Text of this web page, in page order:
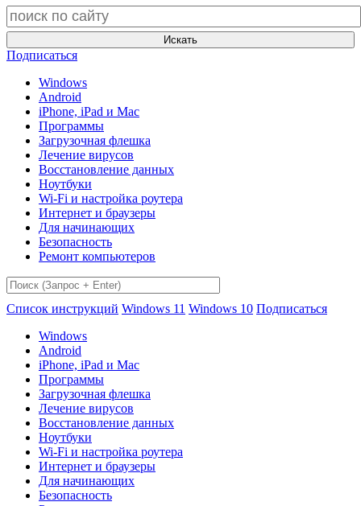
Искать
Подписаться
Windows
Android
iPhone, iPad и Mac
Программы
Загрузочная флешка
Лечение вирусов
Восстановление данных
Ноутбуки
Wi-Fi и настройка роутера
Интернет и браузеры
Для начинающих
Безопасность
Ремонт компьютеров
Список инструкций Windows 11 Windows 10 Подписаться
Windows
Android
iPhone, iPad и Mac
Программы
Загрузочная флешка
Лечение вирусов
Восстановление данных
Ноутбуки
Wi-Fi и настройка роутера
Интернет и браузеры
Для начинающих
Безопасность